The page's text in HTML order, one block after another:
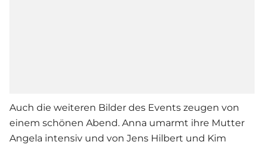
Auch die weiteren Bilder des Events zeugen von
einem schönen Abend. Anna umarmt ihre Mutter
Angela intensiv und von Jens Hilbert und Kim